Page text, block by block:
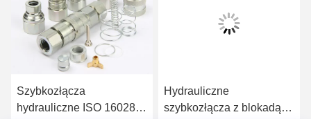
Szybkozłącza
hydrauliczne ISO 16028 z
Hydrauliczne
szybkozłącza z blokadą